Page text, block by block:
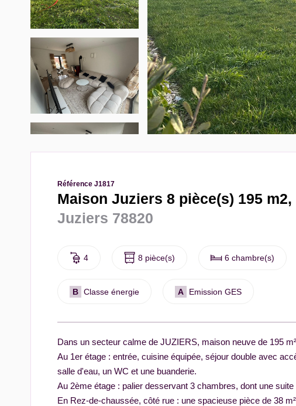
Référence J1817
Maison Juziers 8 pièce(s) 195 m2,
Juziers 78820
4 8 pièce(s) 6 chambre(s)
B Classe énergie A Emission GES
Dans un secteur calme de JUZIERS, maison neuve de 195
Au 1er étage : entrée, cuisine équipée, séjour double avec
salle d'eau, un WC et une buanderie.
Au 2ème étage : palier desservant 3 chambres, dont une
En Rez-de-chaussée, côté rue : une spacieuse pièce de 38